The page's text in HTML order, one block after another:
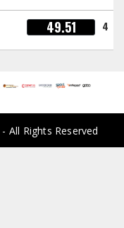
49.51 4
- All Rights Reserved